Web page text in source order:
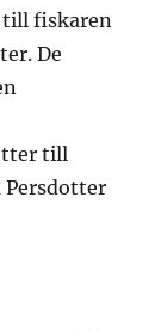
till fiskaren
De
till
Persdotter